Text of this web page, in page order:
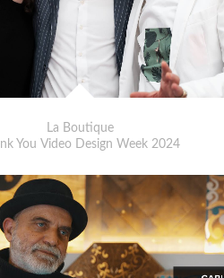
La Boutique
You Video Design Week 2024